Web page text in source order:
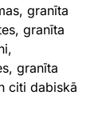
granīta
granīta
granīta
citi dabiskā